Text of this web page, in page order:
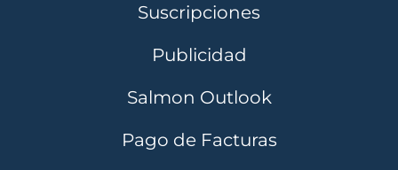
Suscripciones
Publicidad
Salmon Outlook
Pago de Facturas